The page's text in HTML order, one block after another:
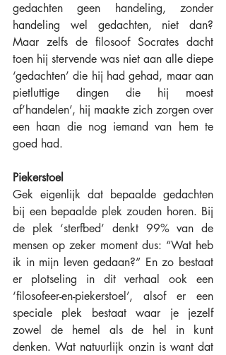
gedachten geen handeling, zonder
handeling wel gedachten, niet dan?
Maar zelfs de filosoof Socrates dacht
toen hij stervende was niet aan alle diepe
‘gedachten’ die hij had gehad, maar aan
pietluttige dingen die hij moest
af’handelen’, hij maakte zich zorgen over
een haan die nog iemand van hem te
goed had.
Piekerstoel
Gek eigenlijk dat bepaalde gedachten
bij een bepaalde plek zouden horen. Bij
de plek ‘sterfbed’ denkt 99% van de
mensen op zeker moment dus: “Wat heb
ik in mijn leven gedaan?” En zo bestaat
er plotseling in dit verhaal ook een
‘filosofeer-en-piekerstoel’, alsof er een
speciale plek bestaat waar je jezelf
zowel de hemel als de hel in kunt
denken. Wat natuurlijk onzin is want dat